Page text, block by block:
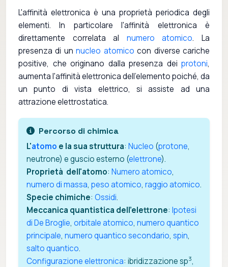
L'affinità elettronica è una proprietà periodica degli
elementi. In particolare l'affinità elettronica è
direttamente correlata al numero atomico. La
presenza di unnucleo atomico con diverse cariche
positive, che originano dalla presenza dei protoni,
aumenta l'affinità elettronica dell'elemento poiché, da
un punto di vista elettrico, si assiste ad una
attrazione elettrostatica.
Percorso di chimica
L'atomo e la sua struttura: Nucleo (protone,
neutrone) e guscio esterno (elettrone).
Proprietà dell'atomo: Numero atomico,
numero di massa, peso atomico, raggio atomico.
Specie chimiche: Ossidi.
Meccanica quantistica dell'elettrone: Ipotesi
di De Broglie, orbitale atomico, numero quantico
principale, numero quantico secondario, spin,
salto quantico.
Configurazione elettronica: ibridizzazione sp3,